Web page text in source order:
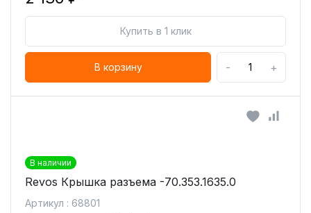
Купить в 1 клик
В корзину - +
В наличии
Revos Крышка разъема -70.353.1635.0
Артикул : 68801